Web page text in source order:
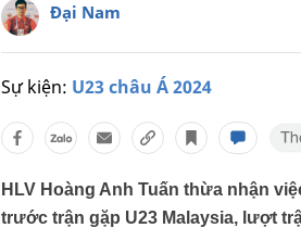
Đại Nam
Sự kiện: U23 châu Á 2024
HLV Hoàng Anh Tuấn thừa nhận
trước trận gặp U23 Malaysia, lượt